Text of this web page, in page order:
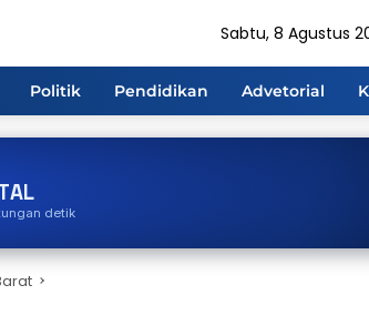
Sabtu, 8 Agustus
Politik Pendidikan Advetorial
detik